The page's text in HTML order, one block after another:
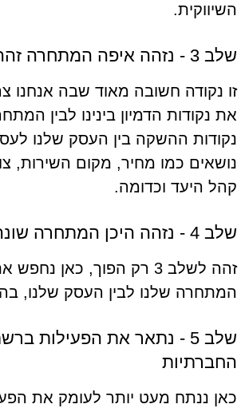
השיווקית.
שלב 3 - נזהה איפה המתחרה זהה לנו
זו נקודה חשובה מאוד שבה אנחנו
את נקודות הדמיון בינינו לבין
נקודות ההשקה בין העסק שלנו
נושאים כמו מחיר, מקום השירות,
קהל היעד וכדומה.
שלב 4 - נזהה היכן המתחרה שונה מאיתנו
זהה לשלב 3 רק הפוך, כאן
המתחרה שלנו לבין העסק שלנו,
שלב 5 - נתאר את הפעילות
החברתיות
כאן ננתח מעט יותר לעומק את